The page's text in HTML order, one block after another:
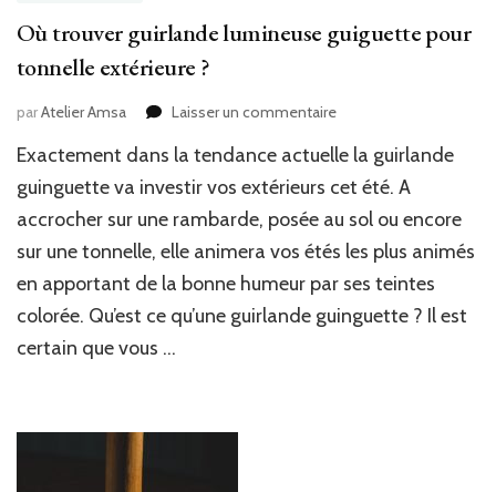
Où trouver guirlande lumineuse guiguette pour
tonnelle extérieure ?
parAtelier Amsa Laisser un commentairesur
trouver
guirlande
guiguette
pour
tonnelle
extérieure
?
Exactement dans la tendance actuelle la guirlande
guinguette va investir vos extérieurs cet été. A
accrocher sur une rambarde, posée au sol ou encore
sur une tonnelle, elle animera vos étés les plus animés
en apportant de la bonne humeur par ses teintes
colorée. Qu’est ce qu’une guirlande guinguette ? Il est
certain que vous …